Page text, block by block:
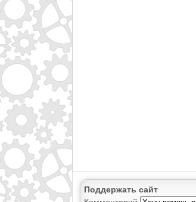
Поддержать сайт